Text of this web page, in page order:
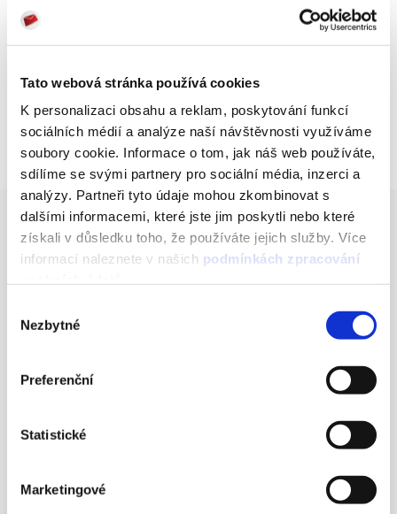
Tato webová stránka používá cookies
K personalizaci obsahu a reklam, poskytování funkcí
sociálních médií a analýze naší návštěvnosti využíváme
soubory cookie. Informace o tom, jak náš web používáte,
sdílíme se svými partnery pro sociální média, inzerci a
analýzy. Partneři tyto údaje mohou zkombinovat s
dalšími informacemi, které jste jim poskytli nebo které
získali v důsledku toho, že používáte jejich služby. Více
informací naleznete v našich podmínkách zpracování
souhlasu
Nezbytné
Preferenční
Statistické
Marketingové
Pokud si nevíte sami rady, obraťte se na nás a společně
to zrealizujeme.
angažovanosti příjemců